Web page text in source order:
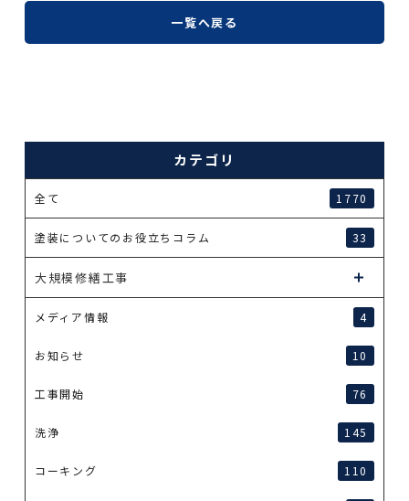
一覧へ戻る
カテゴリ
全て 1770
塗装についてのお役立ちコラム 33
大規模修繕工事
メディア情報 4
お知らせ 10
工事開始 76
洗浄 145
コーキング 110